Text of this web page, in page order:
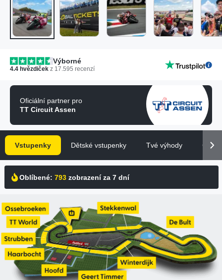
Výborné
4.4 hvězdiček z 17.595 recenzí
Oficiální partner pro
TT Circuit Assen
Vstupenky Dětské vstupenky Tvé výhody
Oblíbené: 793 zobrazení za 7 dní